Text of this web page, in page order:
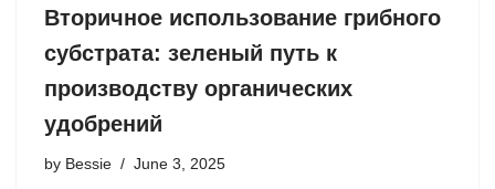
Вторичное использование грибного
субстрата: зеленый путь к
производству органических
удобрений
by Bessie June 3, 2025